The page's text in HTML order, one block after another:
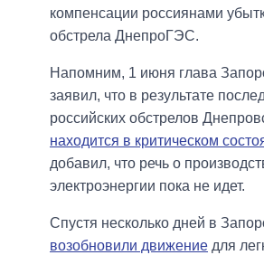
компенсации россиянами
обстрела ДнепроГЭС.
Напомним, 1 июня глава
заявил, что в результате
российских обстрелов
находится в критическом
добавил, что речь о
электроэнергии пока не идет.
Спустя несколько дней в
возобновили движение для